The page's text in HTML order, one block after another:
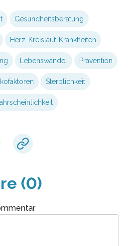
Gesundheitsberatung
Herz-Kreislauf-Krankheiten
Lebenswandel Prävention
Sterblichkeit
(0)